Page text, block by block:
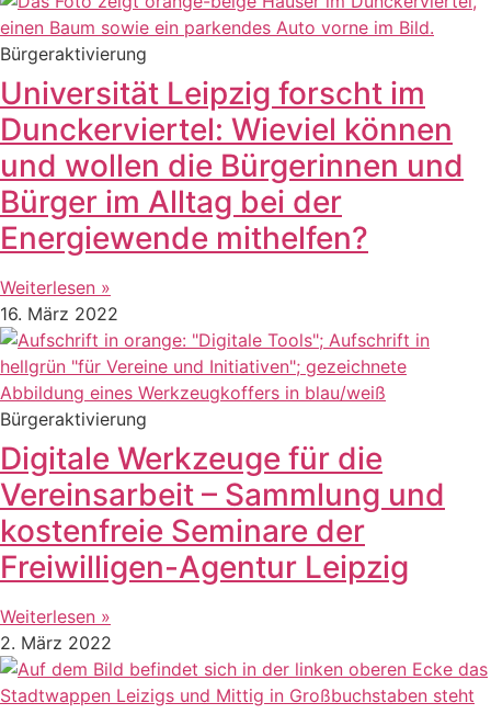
Bürgeraktivierung
Universität Leipzig forscht im
Dunckerviertel: Wieviel können
und wollen die Bürgerinnen und
Bürger im Alltag bei der
Energiewende mithelfen?
Weiterlesen »
16. März 2022
Bürgeraktivierung
Digitale Werkzeuge für die
Vereinsarbeit – Sammlung und
kostenfreie Seminare der
Freiwilligen-Agentur Leipzig
Weiterlesen »
2. März 2022